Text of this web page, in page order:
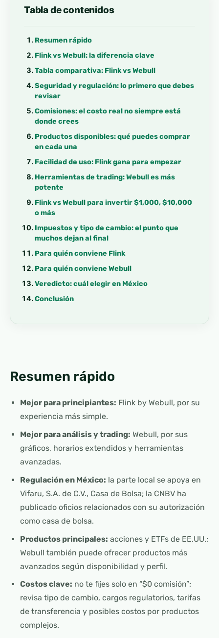
Tabla de contenidos
Resumen rápido
Flink vs Webull: la diferencia clave
Tabla comparativa: Flink vs Webull
Seguridad y regulación: lo primero que debes
revisar
Comisiones: el costo real no siempre está
donde crees
Productos disponibles: qué puedes comprar
en cada una
Facilidad de uso: Flink gana para empezar
Herramientas de trading: Webull es más
potente
Flink vs Webull para invertir $1,000, $10,000
o más
Impuestos y tipo de cambio: el punto que
muchos dejan al final
Para quién conviene Flink
Para quién conviene Webull
Veredicto: cuál elegir en México
Conclusión
Resumen rápido
Mejor para principiantes: Flink by Webull, por su
experiencia más simple.
Mejor para análisis y trading: Webull, por sus
gráficos, horarios extendidos y herramientas
avanzadas.
Regulación en México: la parte local se apoya en
Vifaru, S.A. de C.V., Casa de Bolsa; la CNBV ha
publicado oficios relacionados con su autorización
como casa de bolsa.
Productos principales: acciones y ETFs de EE.UU.;
Webull también puede ofrecer productos más
avanzados según disponibilidad y perfil.
Costos clave: no te fijes solo en “$0 comisión”;
revisa tipo de cambio, cargos regulatorios, tarifas
de transferencia y posibles costos por productos
complejos.